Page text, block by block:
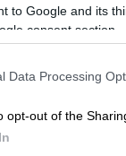
to Google and its
consent section.
Data Processing
opt-out of the
του
δεν είναι πια